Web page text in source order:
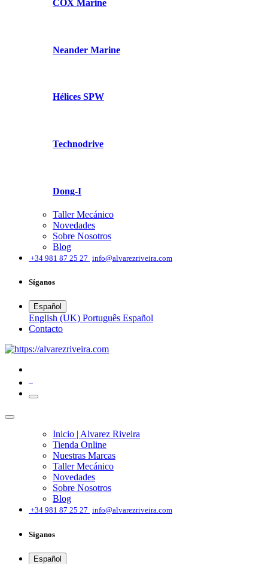
COX Marine
Neander Marine
Hélices SPW
Technodrive
Dong-I
Taller Mecánico
Novedades
Sobre Nosotros
Blog
+34 981 87 25 27 info@alvarezriveira.com
Síganos
Español
English (UK) Português Español
​Contacto
Inicio | Alvarez Riveira
Tienda Online
Nuestras Marcas
Taller Mecánico
Novedades
Sobre Nosotros
Blog
+34 981 87 25 27 info@alvarezriveira.com
Síganos
Español